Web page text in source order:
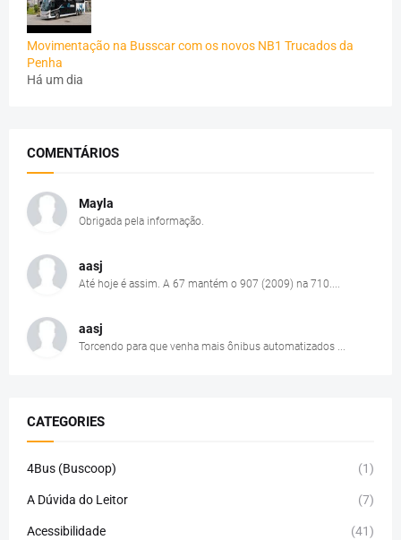
Movimentação na Busscar com os novos NB1 Trucados da
Penha
Há um dia
COMENTÁRIOS
Mayla
Obrigada pela informação.
aasj
Até hoje é assim. A 67 mantém o 907 (2009) na 710....
aasj
Torcendo para que venha mais ônibus automatizados ...
CATEGORIES
4Bus (Buscoop) (1)
A Dúvida do Leitor (7)
Acessibilidade (41)